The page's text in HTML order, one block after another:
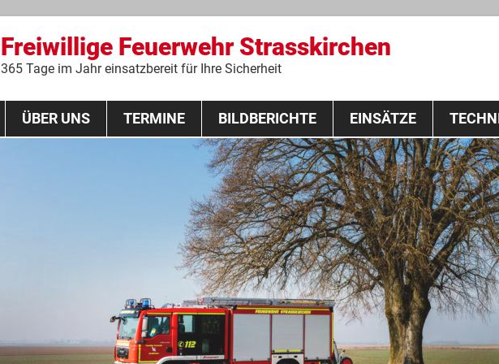
Freiwillige Feuerwehr Strasskirchen
365 Tage im Jahr einsatzbereit für Ihre Sicherheit
Zum
springen
ÜBER UNS TERMINE
THL Lehrgang 2020
BILDBERICHTE EINSÄTZE
Fahrzeuge
Ausrüstung